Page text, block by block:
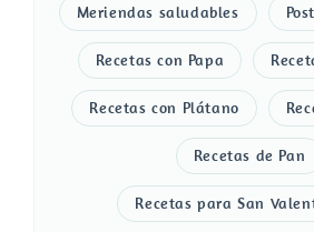
Meriendas saludables
Recetas con Papa
Recetas con Plátano
Recetas de Pan
Recetas para San